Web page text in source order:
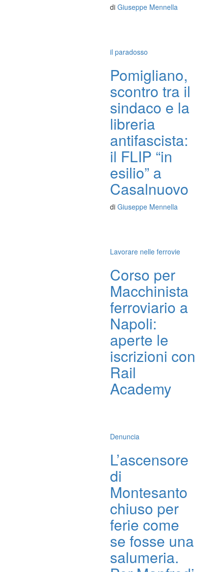
di Giuseppe Mennella
il paradosso
Pomigliano,
scontro tra il
sindaco e la
libreria
antifascista:
il FLIP “in
esilio” a
Casalnuovo
di Giuseppe Mennella
Lavorare nelle ferrovie
Corso per
Macchinista
ferroviario a
Napoli:
aperte le
iscrizioni con
Rail
Academy
Denuncia
L’ascensore
di
Montesanto
chiuso per
ferie come
se fosse una
salumeria.